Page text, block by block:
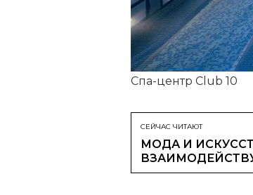
Спа-центр Club 10
СЕЙЧАС ЧИТАЮТ
МОДА И